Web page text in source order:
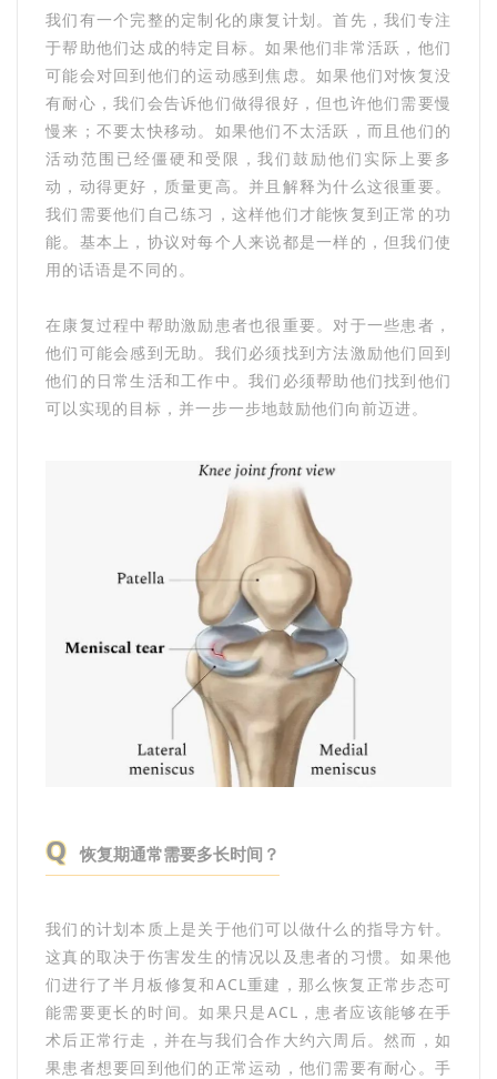
我们有一个完整的定制化的康复计划。首先，我们专注
于帮助他们达成的特定目标。如果他们非常活跃，他们
可能会对回到他们的运动感到焦虑。如果他们对恢复没
有耐心，我们会告诉他们做得很好，但也许他们需要慢
慢来；不要太快移动。如果他们不太活跃，而且他们的
活动范围已经僵硬和受限，我们鼓励他们实际上要多
动，动得更好，质量更高。并且解释为什么这很重要。
我们需要他们自己练习，这样他们才能恢复到正常的功
能。基本上，协议对每个人来说都是一样的，但我们使
用的话语是不同的。
在康复过程中帮助激励患者也很重要。对于一些患者，
他们可能会感到无助。我们必须找到方法激励他们回到
他们的日常生活和工作中。我们必须帮助他们找到他们
可以实现的目标，并一步一步地鼓励他们向前迈进。
Q恢复期通常需要多长时间？
我们的计划本质上是关于他们可以做什么的指导方针。
这真的取决于伤害发生的情况以及患者的习惯。如果他
们进行了半月板修复和ACL重建，那么恢复正常步态可
能需要更长的时间。如果只是ACL，患者应该能够在手
术后正常行走，并在与我们合作大约六周后。然而，如
果患者想要回到他们的正常运动，他们需要有耐心。手